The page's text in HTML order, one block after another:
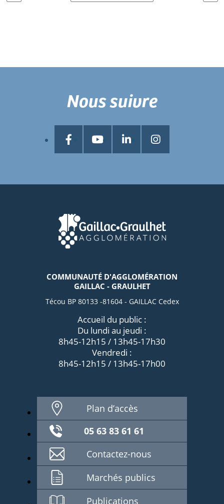
COMMUNAUTÉ D'AGGLOMÉRATION
GAILLAC - GRAULHET
Técou BP 80133 -81604 - GAILLAC Cedex
Accueil du public :
Du lundi au jeudi :
8h45-12h15 / 13h45-17h30
Vendredi :
8h45-12h15 / 13h45-17h00
Plan d’accès
05 63 83 61 61
Contactez-nous
Marchés publics
Publications
Nous suivre